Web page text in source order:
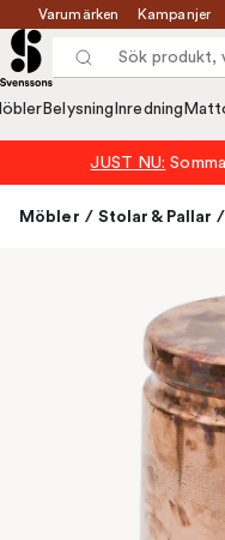
Varumärken Kampanjer
Belysning Inredning
JUST NU:
Möbler / Stolar & Pallar /